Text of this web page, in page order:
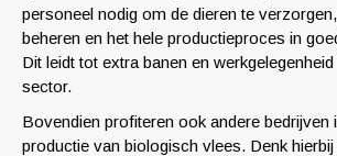
personeel nodig om de dieren te
beheren en het hele productieproces in
Dit leidt tot extra banen en
sector.
Bovendien profiteren ook andere bedrijven
productie van biologisch vlees. Denk hierbij